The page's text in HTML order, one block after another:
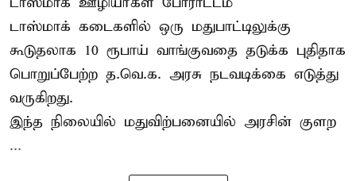
டாஸ்மாக் கடைகளில் ஒரு மதுபாட்டிலுக்கு
கூடுதலாக 10 ரூபாய் வாங்குவதை தடுக்க புதிதாக
பொறுப்பேற்ற த.வெ.க. அரசு நடவடிக்கை எடுத்து
வருகிறது.
இந்த நிலையில் மதுவிற்பனையில் அரசின் குளற
...